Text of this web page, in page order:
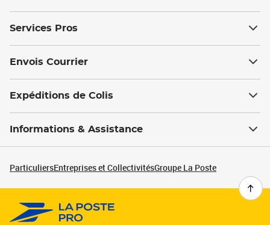
Services Pros
Envois Courrier
Expéditions de Colis
Informations & Assistance
ParticuliersEntreprises et CollectivitésGroupe La Poste